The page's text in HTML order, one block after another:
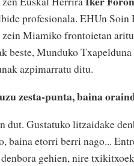
profesionala. EHUn
Miamiko frontoietan
beste, Munduko
azpimarratu ditu.
zesta-punta, baina
dut. Gustatuko litzaidake
baina etorri berri nago...
gehien, nire